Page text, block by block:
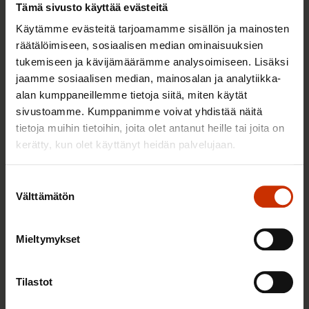
Tämä sivusto käyttää evästeitä
Käytämme evästeitä tarjoamamme sisällön ja mainosten
räätälöimiseen, sosiaalisen median ominaisuuksien
tukemiseen ja kävijämäärämme analysoimiseen. Lisäksi
jaamme sosiaalisen median, mainosalan ja analytiikka-
alan kumppaneillemme tietoja siitä, miten käytät
sivustoamme. Kumppanimme voivat yhdistää näitä
tietoja muihin tietoihin, joita olet antanut heille tai joita on
kerätty, kun olet käyttänyt heidän palvelujaan.
valinta
Välttämätön
Mieltymykset
Tilastot
2.6.2026 11:00
Työmarkkinakeskusjärjestöt: Tuottava ja